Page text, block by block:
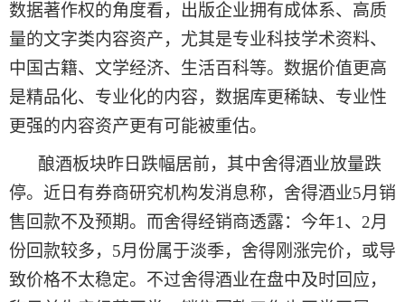
数据著作权的角度看，出版企业拥有成体系、高质
量的文字类内容资产，尤其是专业科技学术资料、
中国古籍、文学经济、生活百科等。数据价值更高
是精品化、专业化的内容，数据库更稀缺、专业性
更强的内容资产更有可能被重估。
酿酒板块昨日 跌幅居前，其中舍得酒业放量跌
停。近日有券商研究机构发消息称，舍得酒业5月销
售回款不及预期。而舍得经销商透露：今年1、2月
份回款较多，5月份属于淡季，舍得刚涨完价，或导
致价格不太稳定。不过舍得酒业在盘中及时回应，